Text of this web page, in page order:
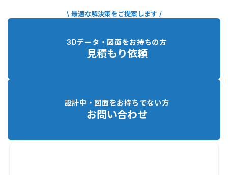
\ 最適な解決策をご提案します /
3Dデータ・図面をお持ちの方
見積もり依頼
設計中・図面をお持ちでない方
お問い合わせ